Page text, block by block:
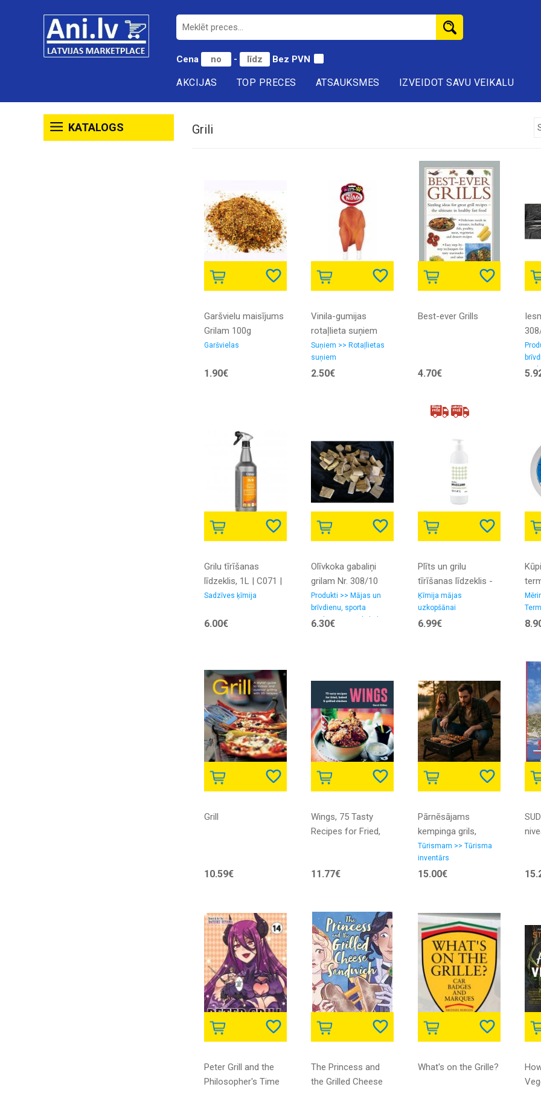
Cena - Bez PVN
AKCIJAS TOP PRECES ATSAUKSMES IZVEIDOT SAVU VEIKALU
KATALOGS Grili
Garšvielu maisījums
Grilam 100g
Garšvielas
1.90€
Vinila-gumijas
rotaļlieta suņiem
CHIKEN - GRILL
19cm
Suņiem >> Rotaļlietas
suņiem
2.50€
Best-ever Grills
4.70€
Grilu tīrīšanas
līdzeklis, 1L | C071 |
5907513271093
Sadzīves ķīmija
6.00€
Olīvkoka gabaliņi
grilam Nr. 308/10
Produkti >> Mājas un
brīvdienu, sporta
piederumi >> Olīvkoka
6.30€
Plīts un grilu
tīrīšanas līdzeklis -
HENDLEX GREASE
CLEANER 250ml
Ķīmija mājas
uzkopšānai
6.99€
vai
250
Grill
10.59€
Wings, 75 Tasty
Recipes for Fried,
11.77€
Pārnēsājams
kempinga grils,
portatīvs un
saliekams ceļojumu
ogļu BBQ mangālis
Tūrismam >> Tūrisma
inventārs
15.00€
cm
Peter Grill and the
Philosopher's Time
The Princess and
the Grilled Cheese
What's on the Grille?